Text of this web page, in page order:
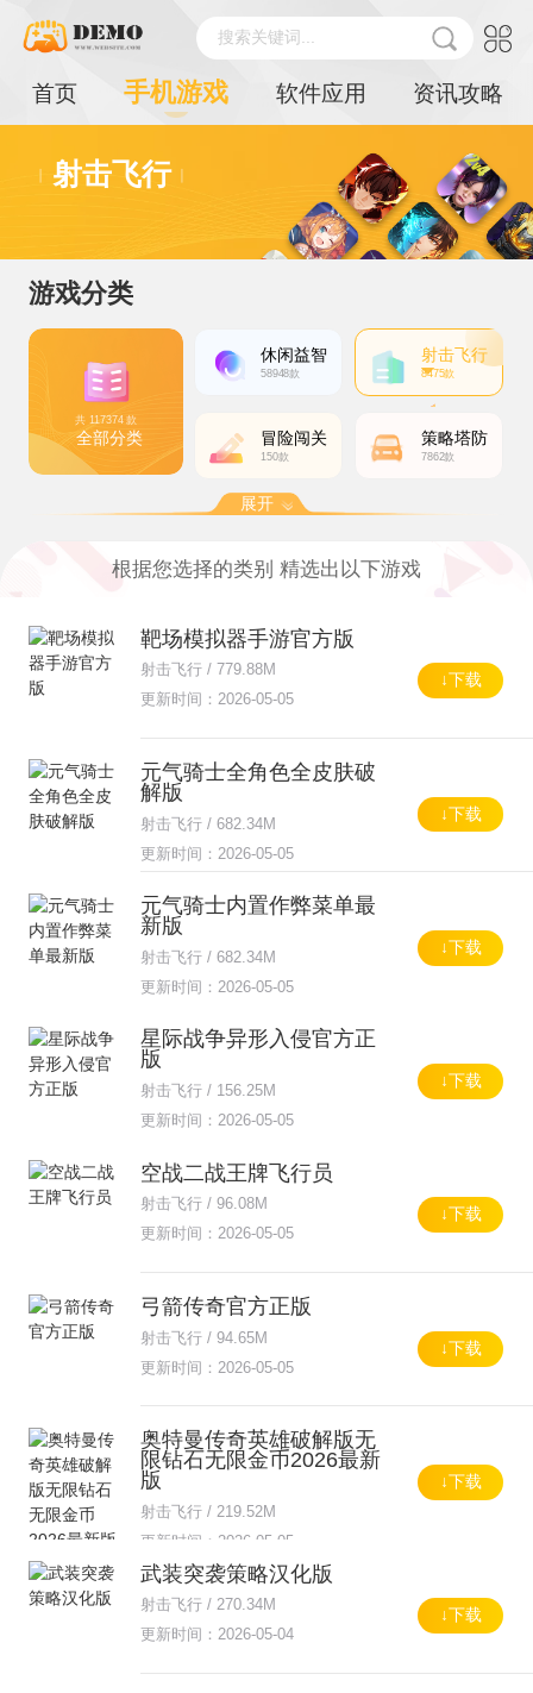
搜索关键词...
首页 手机游戏 软件应用 资讯攻略
射击飞行
游戏分类
共 117374 款
全部分类
休闲益智
58948款
射击飞行
8475款
冒险闯关
150款
策略塔防
7862款
动作格斗 体育运动 角色扮演
卡牌对战 休闲游戏
136款
游戏工具
热门手游
87款
展开
根据您选择的类别 精选出以下游戏
靶场模拟器手游官方版
射击飞行 / 779.88M
更新时间：2026-05-05
↓下载
元气骑士全角色全皮肤破
解版
射击飞行 / 682.34M
更新时间：2026-05-05
↓下载
元气骑士内置作弊菜单最
新版
射击飞行 / 682.34M
更新时间：2026-05-05
↓下载
星际战争异形入侵官方正
版
射击飞行 / 156.25M
更新时间：2026-05-05
↓下载
空战二战王牌飞行员
射击飞行 / 96.08M
更新时间：2026-05-05
↓下载
弓箭传奇官方正版
射击飞行 / 94.65M
更新时间：2026-05-05
↓下载
奥特曼传奇英雄破解版无
限钻石无限金币2026最新
版
射击飞行 / 219.52M
更新时间：2026-05-05
↓下载
武装突袭策略汉化版
射击飞行 / 270.34M
更新时间：2026-05-04
↓下载